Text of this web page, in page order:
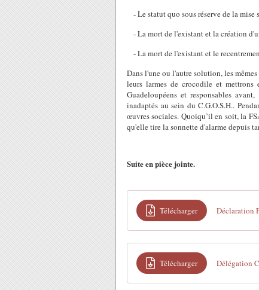
- Le statut quo sous réserve de la mise
- La mort de l'existant et la création
- La mort de l'existant et le
Dans l'une ou l'autre solution, les
leurs larmes de crocodile et
Guadeloupéens et responsables
inadaptés au sein du C.G.O.S.H..
œuvres sociales. Quoiqu’il en soit, la
qu'elle tire la sonnette d'alarme depuis
Suite en pièce jointe.
Télécharger Déclaration
Télécharger Délégation